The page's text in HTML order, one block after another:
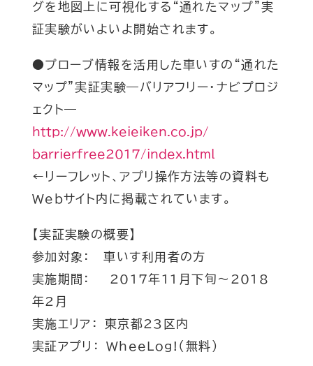
グを地図上に可視化する“通れたマップ”実
証実験がいよいよ開始されます。
●プローブ情報を活用した車いすの“通れた
マップ”実証実験― バリアフリー･ナビプロジ
ェクト―
http://www.keieiken.co.jp/
barrierfree2017/index.html
←リーフレット、アプリ操作方法等の資料も
Webサイト内に掲載されています。
【実証実験の概要】
参加対象： 車いす利用者の方
実施期間： 2017年11月下旬～2018
年2月
実施エリア： 東京都23区内
実証アプリ： WheeLog!（無料）